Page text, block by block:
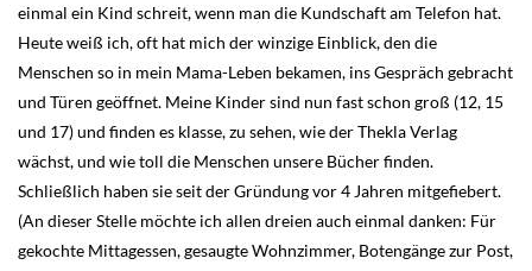
einmal ein Kind schreit, wenn man die Kundschaft am Telefon hat.
Heute weiß ich, oft hat mich der winzige Einblick, den die
Menschen so in mein Mama-Leben bekamen, ins Gespräch gebracht
und Türen geöffnet. Meine Kinder sind nun fast schon groß (12, 15
und 17) und finden es klasse, zu sehen, wie der Thekla Verlag
wächst, und wie toll die Menschen unsere Bücher finden.
Schließlich haben sie seit der Gründung vor 4 Jahren mitgefiebert.
(An dieser Stelle möchte ich allen dreien auch einmal danken: Für
gekochte Mittagessen, gesaugte Wohnzimmer, Botengänge zur Post,